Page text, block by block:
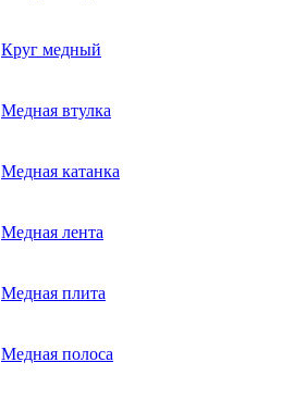
Круг медный
Медная втулка
Медная катанка
Медная лента
Медная плита
Медная полоса